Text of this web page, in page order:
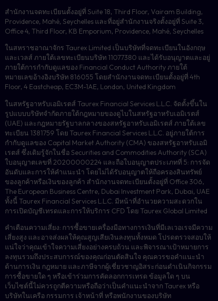
สำนักงานจดทะเบียนตั้งอยู่ที่ Suite 18, Third Floor, Vairam Building,
Providence, Mahé, Seychelles และที่อยู่สำนักงานจริงตั้งอยู่ที่ Suite 3,
Office 4, Third Floor, KB Emporium, Providence, Mahé, Seychelles
ในสหราชอาณาจักร Taurex Limited เป็นบริษัทที่จดทะเบียนในอังกฤษ
และเวลส์ ภายใต้เลขทะเบียนบริษัท 11077380 และได้รับอนุญาตและอยู่
ภายใต้การกำกับดูแลของ Financial Conduct Authority ภายใต้
หมายเลขอ้างอิงบริษัท 816055 โดยสำนักงานจดทะเบียนตั้งอยู่ที่ 4th
Floor, 4 Eastcheap, EC3M-1AE, London, United Kingdom
ในสหรัฐอาหรับเอมิเรตส์ Taurex Financial Services L.L.C. จัดตั้งขึ้นใน
รูปแบบบริษัทจำกัดภายใต้กฎหมายของดูไบในสหรัฐอาหรับเอมิเรตส์
(UAE) และกฎหมายรัฐบาลกลางของสหรัฐอาหรับเอมิเรตส์ ภายใต้เลข
ทะเบียน 1381759 โดย Taurex Financial Services L.L.C. อยู่ภายใต้การ
กำกับดูแลของ Capital Market Authority (CMA) ของสหรัฐอาหรับเอมิ
เรตส์ ซึ่งเดิมรู้จักในชื่อ Securities and Commodities Authority (SCA)
ใบอนุญาตเลขที่ 20200000224 และถือใบอนุญาตประเภทที่ 5: การจัด
อันดับและการให้คำแนะนำ โดยไม่ได้รับอนุญาตให้ถือครองสินทรัพย์
ของลูกค้าหรือเงินของลูกค้า สำนักงานจดทะเบียนตั้งอยู่ที่ Office 306,
The European Business Centre, Dubai Investment Park, Dubai, UAE
ทั้งนี้ Taurex Financial Services L.L.C. มีหน้าที่อำนวยความสะดวกใน
การเปิดบัญชีเทรดและการให้บริการ CFD โดย Taurex Global Limited
คำเตือนความเสี่ยง: การซื้อขายเครื่องมือทางการเงินที่มีเลเวอเรจมีความ
เสี่ยงสูง และอาจส่งผลให้คุณสูญเสียเงินลงทุนทั้งหมด โปรดตรวจสอบให้
แน่ใจว่าคุณเข้าใจความเสี่ยงอย่างครบถ้วน และพิจารณาเป้าหมายการ
ลงทุนรวมถึงประสบการณ์ของคุณก่อนตัดสินใจ คุณควรขอคำแนะนำ
ด้านการเงิน กฎหมาย และภาษีจากผู้เชี่ยวชาญอิสระก่อนดำเนินกิจกรรม
การซื้อขายใด ๆ หรือเข้าร่วมการคัดลอกการเทรด ข้อมูลใด ๆ บน
เว็บไซต์นี้ไม่ควรถูกตีความหรือถือว่าเป็นคำแนะนำจาก Taurex หรือ
บริษัทในเครือ กรรมการ เจ้าหน้าที่ หรือพนักงานของบริษัท